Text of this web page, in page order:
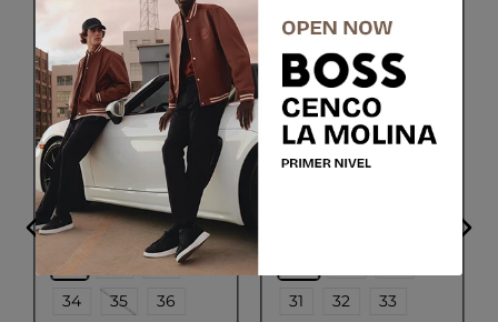
GEOX
J LESTRELLA
Talla
33
34
35
36
GEOX
31
32
33